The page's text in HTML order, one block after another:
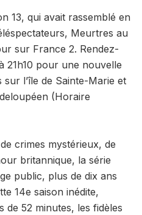
Meurtres au
sur France 2. Rendez-
21h10 pour une nouvelle
sur l’île de Sainte-Marie et
(Horaire
crimes mystérieux, de
britannique, la série
public, plus de dix ans
14e saison inédite,
de 52 minutes, les fidèles